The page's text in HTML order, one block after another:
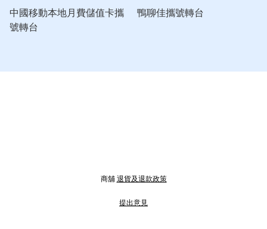
中國移動本地月費儲值卡攜
號轉台
鴨聊佳攜號轉台
商舖 退貨及退款政策
提出意見